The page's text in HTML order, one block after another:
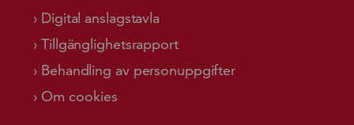
Digital anslagstavla
Tillgänglighetsrapport
Behandling av personuppgifter
Om cookies